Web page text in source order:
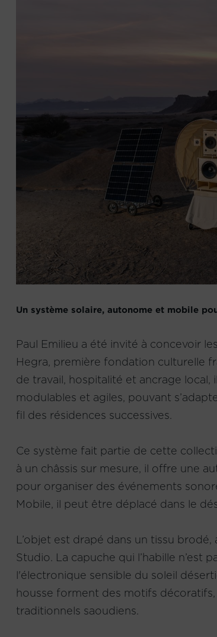
Un système solaire, autonome et mobile
Paul Emilieu a été invité à concevoir
Hegra, première fondation culturelle
de travail, hospitalité et ancrage local,
modulables et agiles, pouvant
fil des résidences successives.
Ce système fait partie de cette
à un châssis sur mesure, il offre une
pour organiser des événements
Mobile, il peut être déplacé dans le
L’objet est drapé dans un tissu
Studio. La capuche qui l’habille n’est
l'électronique sensible du soleil
housse forment des motifs
traditionnels saoudiens.